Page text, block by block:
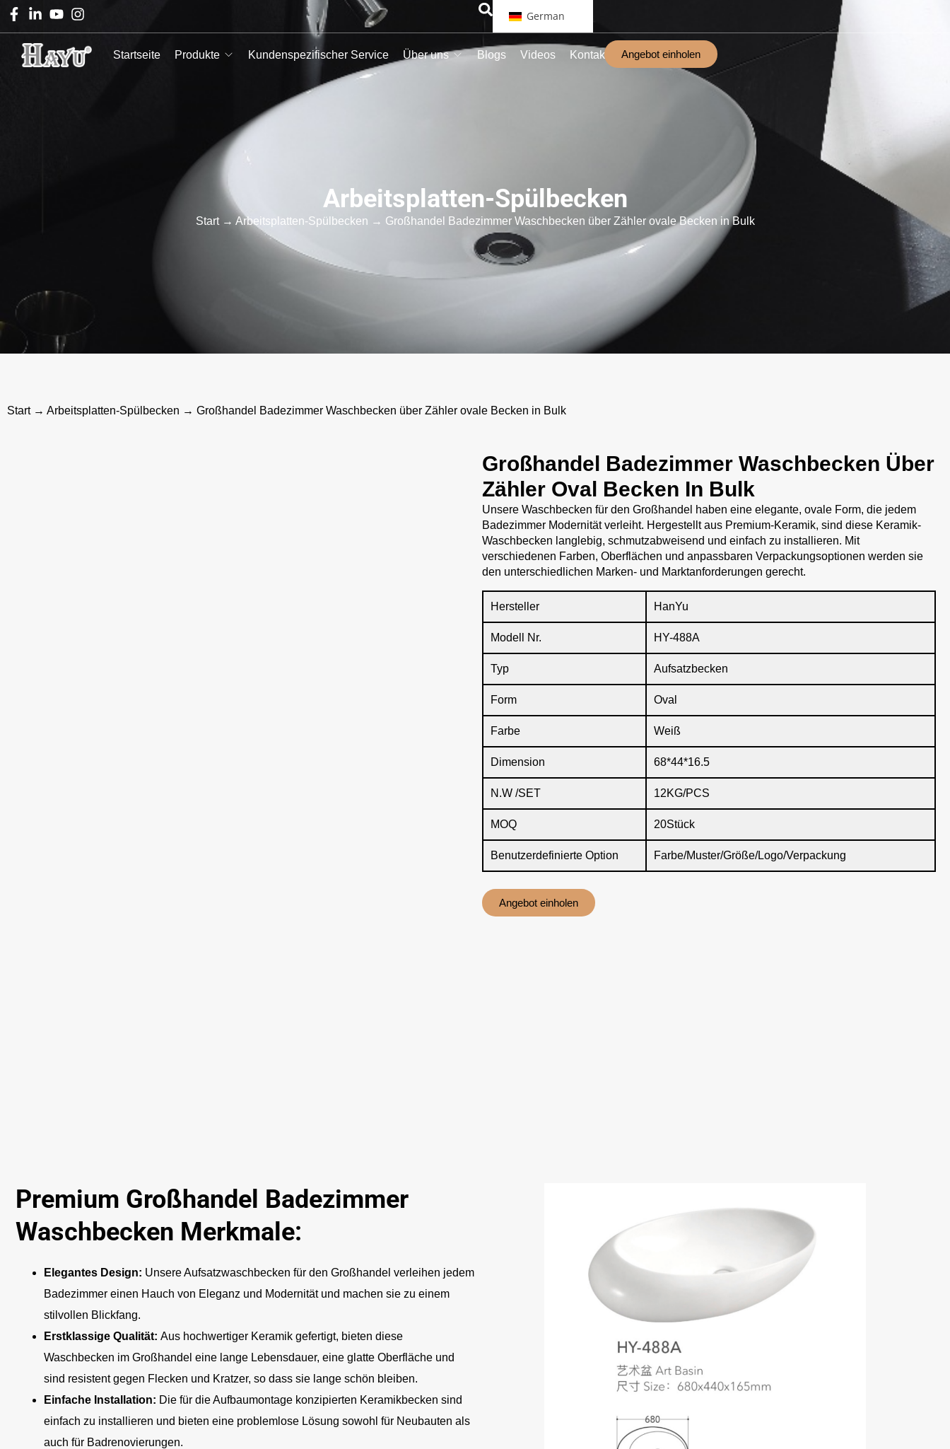
German
Startseite Produkte Kundenspezifischer Service Über uns Blogs Videos Kontakt Angebot einholen
Arbeitsplatten-Spülbecken
Start→ Arbeitsplatten-Spülbecken → Großhandel Badezimmer Waschbecken über Zähler ovale Becken in Bulk
Start→ Arbeitsplatten-Spülbecken → Großhandel Badezimmer Waschbecken über Zähler ovale Becken in Bulk
Großhandel Badezimmer Waschbecken Über
Zähler Oval Becken In Bulk
Unsere Waschbecken für den Großhandel haben eine elegante, ovale Form, die jedem
Badezimmer Modernität verleiht. Hergestellt aus Premium-Keramik, sind diese Keramik-
Waschbecken langlebig, schmutzabweisend und einfach zu installieren. Mit
verschiedenen Farben, Oberflächen und anpassbaren Verpackungsoptionen werden sie
den unterschiedlichen Marken- und Marktanforderungen gerecht.
Hersteller HanYu
Modell Nr. HY-488A
Typ Aufsatzbecken
Form Oval
Farbe Weiß
Dimension 68*44*16.5
N.W /SET 12KG/PCS
MOQ 20Stück
Benutzerdefinierte Option Farbe/Muster/Größe/Logo/Verpackung
Angebot einholen
Premium Großhandel Badezimmer
Waschbecken Merkmale:
Elegantes Design: Unsere Aufsatzwaschbecken für den Großhandel verleihen jedem
Badezimmer einen Hauch von Eleganz und Modernität und machen sie zu einem
stilvollen Blickfang.
Erstklassige Qualität: Aus hochwertiger Keramik gefertigt, bieten diese
Waschbecken im Großhandel eine lange Lebensdauer, eine glatte Oberfläche und
sind resistent gegen Flecken und Kratzer, so dass sie lange schön bleiben.
Einfache Installation: Die für die Aufbaumontage konzipierten Keramikbecken sind
einfach zu installieren und bieten eine problemlose Lösung sowohl für Neubauten als
auch für Badrenovierungen.